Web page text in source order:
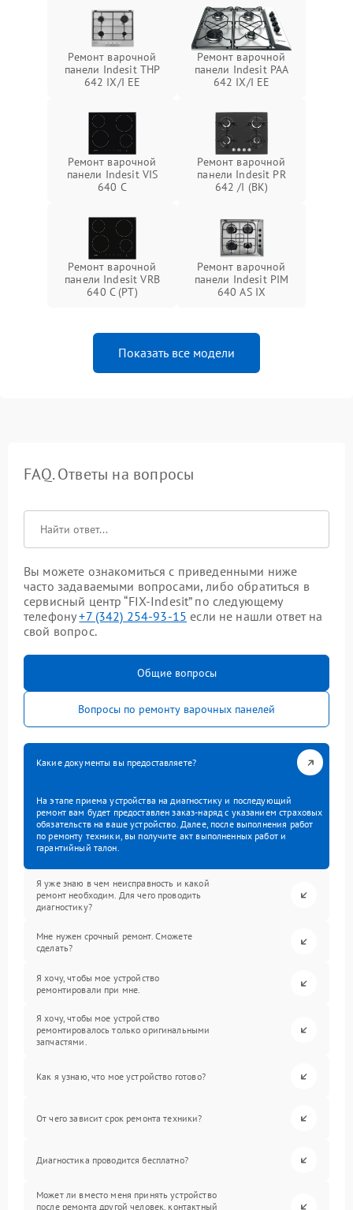
Ремонт варочной
панели Indesit THP
642 IX/I EE
Ремонт варочной
панели Indesit PAA
642 IX/I EE
Ремонт варочной
панели Indesit VIS
640 C
Ремонт варочной
панели Indesit PR
642 /I (BK)
Ремонт варочной
панели Indesit VRB
640 C (PT)
Ремонт варочной
панели Indesit PIM
640 AS IX
Показать все модели
FAQ. Ответы на вопросы
Вы можете ознакомиться с приведенными ниже
часто задаваемыми вопросами, либо обратиться в
сервисный центр “FIX-Indesit” по следующему
телефону+7 (342) 254-93-15 если не нашли ответ на
свой вопрос.
Общие вопросы
Вопросы по ремонту варочных панелей
Какие документы вы предоставляете?
На этапе приема устройства на диагностику и последующий
ремонт вам будет предоставлен заказ-наряд с указанием страховых
обязательств на ваше устройство. Далее, после выполнения работ
по ремонту техники, вы получите акт выполненных работ и
гарантийный талон.
Я уже знаю в чем неисправность и какой
ремонт необходим. Для чего проводить
диагностику?
Мне нужен срочный ремонт. Сможете
сделать?
Я хочу, чтобы мое устройство
ремонтировали при мне.
Я хочу, чтобы мое устройство
ремонтировалось только оригинальными
запчастями.
Как я узнаю, что мое устройство готово?
От чего зависит срок ремонта техники?
Диагностика проводится бесплатно?
Может ли вместо меня принять устройство
после ремонта другой человек, контактный